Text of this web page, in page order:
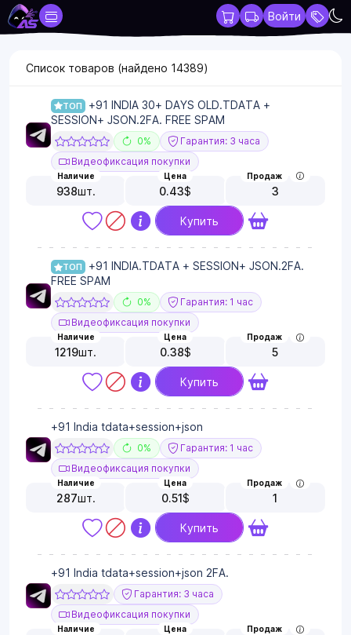
Войти
Список товаров (найдено 14389)
ТОП
+91 INDIA 30+ DAYS OLD.TDATA +
SESSION+ JSON.2FA. FREE SPAM
0%
Гарантия: 3 часа
Видеофиксация покупки
Наличие
938шт.
Цена
0.43$
Продаж
3
Купить
ТОП
+91 INDIA.TDATA + SESSION+ JSON.2FA.
FREE SPAM
0%
Гарантия: 1 час
Видеофиксация покупки
Наличие
1219шт.
Цена
0.38$
Продаж
5
Купить
+91 India tdata+session+json
0%
Гарантия: 1 час
Видеофиксация покупки
Наличие
287шт.
Цена
0.51$
Продаж
1
Купить
+91 India tdata+session+json 2FA.
Гарантия: 3 часа
Видеофиксация покупки
Наличие Цена Продаж